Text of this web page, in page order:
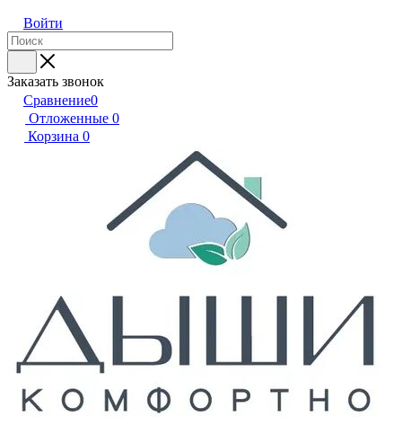
Войти
Заказать звонок
Сравнение0
Отложенные 0
Корзина 0